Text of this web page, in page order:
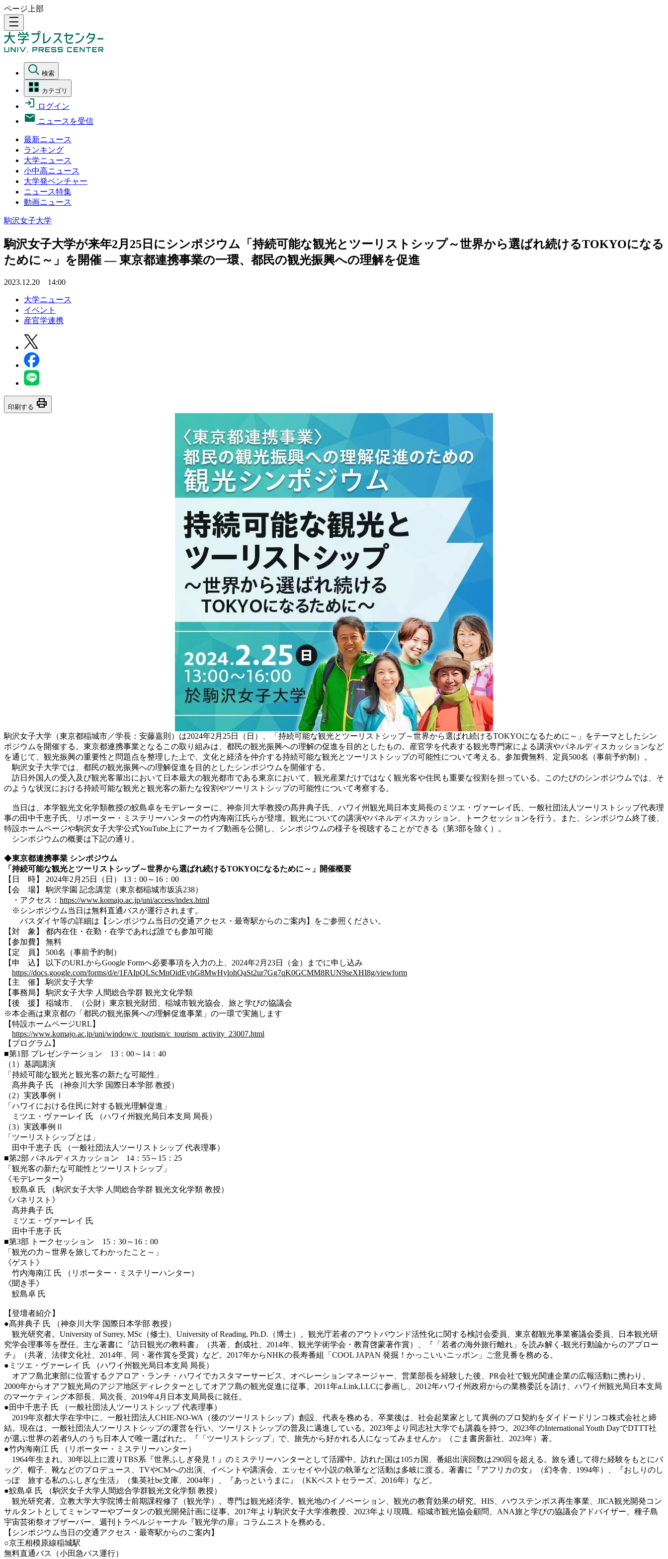
ページ上部
density_medium
検索
カテゴリ
ログイン
ニュースを受信
最新ニュース
ランキング
大学ニュース
小中高ニュース
大学発ベンチャー
ニュース特集
動画ニュース
駒沢女子大学
駒沢女子大学が来年2月25日にシンポジウム「持続可能な観光とツーリストシップ～世界から選ばれ続けるTOKYOになる
ために～」を開催 — 東京都連携事業の一環、都民の観光振興への理解を促進
2023.12.20 14:00
大学ニュース
イベント
産官学連携
印刷する print
駒沢女子大学（東京都稲城市／学長：安藤嘉則）は2024年2月25日（日）、「持続可能な観光とツーリストシップ～世界から選ばれ続けるTOKYOになるために～」をテーマとしたシン
ポジウムを開催する。東京都連携事業となるこの取り組みは、都民の観光振興への理解の促進を目的としたもの。産官学を代表する観光専門家による講演やパネルディスカッションなど
を通じて、観光振興の重要性と問題点を整理した上で、文化と経済を仲介する持続可能な観光とツーリストシップの可能性について考える。参加費無料、定員500名（事前予約制）。
駒沢女子大学では、都民の観光振興への理解促進を目的としたシンポジウムを開催する。
訪日外国人の受入及び観光客輩出において日本最大の観光都市である東京において、観光産業だけではなく観光客や住民も重要な役割を担っている。このたびのシンポジウムでは、そ
のような状況における持続可能な観光と観光客の新たな役割やツーリストシップの可能性について考察する。
当日は、本学観光文化学類教授の鮫島卓をモデレーターに、神奈川大学教授の髙井典子氏、ハワイ州観光局日本支局長のミツエ・ヴァーレイ氏、一般社団法人ツーリストシップ代表理
事の田中千恵子氏、リポーター・ミステリーハンターの竹内海南江氏らが登壇。観光についての講演やパネルディスカッション、トークセッションを行う。また、シンポジウム終了後、
特設ホームページや駒沢女子大学公式YouTube上にアーカイブ動画を公開し、シンポジウムの様子を視聴することができる（第3部を除く）。
シンポジウムの概要は下記の通り。
◆東京都連携事業 シンポジウム
「持続可能な観光とツーリストシップ～世界から選ばれ続けるTOKYOになるために～」開催概要
【日 時】 2024年2月25日（日） 13：00～16：00
【会 場】 駒沢学園 記念講堂（東京都稲城市坂浜238）
・アクセス： https://www.komajo.ac.jp/uni/access/index.html
※シンポジウム当日は無料直通バスが運行されます。
バスダイヤ等の詳細は【シンポジウム当日の交通アクセス・最寄駅からのご案内】をご参照ください。
【対 象】 都内在住・在勤・在学であれば誰でも参加可能
【参加費】 無料
【定 員】 500名（事前予約制）
【申 込】 以下のURLからGoogle Formへ必要事項を入力の上、2024年2月23日（金）までに申し込み
https://docs.google.com/forms/d/e/1FAIpQLScMnOidEyhG8MwHylohQaSt2ur7Gg7qK0GCMM8RUN9seXHI8g/viewform
【主 催】 駒沢女子大学
【事務局】 駒沢女子大学 人間総合学群 観光文化学類
【後 援】 稲城市、（公財）東京観光財団、稲城市観光協会、 旅と学びの協議会
※本企画は東京都の「都民の観光振興への理解促進事業」の一環で実施します
【特設ホームページURL】
https://www.komajo.ac.jp/uni/window/c_tourism/c_tourism_activity_23007.html
【プログラム】
■第1部 プレゼンテーション 13：00～14：40
（1）基調講演
「持続可能な観光と観光客の新たな可能性」
髙井典子 氏 （神奈川大学 国際日本学部 教授）
（2）実践事例Ⅰ
「ハワイにおける住民に対する観光理解促進」
ミツエ・ヴァーレイ 氏 （ハワイ州観光局日本支局 局長）
（3）実践事例Ⅱ
「ツーリストシップとは」
田中千恵子 氏 （一般社団法人ツーリストシップ 代表理事）
■第2部 パネルディスカッション 14：55～15：25
「観光客の新たな可能性とツーリストシップ」
《モデレーター》
鮫島卓 氏 （駒沢女子大学 人間総合学群 観光文化学類 教授）
《パネリスト》
髙井典子 氏
ミツエ・ヴァーレイ 氏
田中千恵子 氏
■第3部 トークセッション 15：30～16：00
「観光の力～世界を旅してわかったこと～」
《ゲスト》
竹内海南江 氏 （リポーター・ミステリーハンター）
《聞き手》
鮫島卓 氏
【登壇者紹介】
●髙井典子 氏 （神奈川大学 国際日本学部 教授）
観光研究者。University of Surrey, MSc（修士)、University of Reading, Ph.D.（博士）。観光庁若者のアウトバウンド活性化に関する検討会委員、東京都観光事業審議会委員、日本観光研
究学会理事等を歴任。主な著書に『訪日観光の教科書』（共著、創成社、2014年、観光学術学会・教育啓蒙著作賞）、『「若者の海外旅行離れ」を読み解く-観光行動論からのアプロー
チ』（共著、法律文化社、2014年、同・著作賞を受賞）など。2017年からNHKの長寿番組「COOL JAPAN 発掘！かっこいいニッポン」ご意見番を務める。
●ミツエ・ヴァーレイ 氏 （ハワイ州観光局日本支局 局長）
オアフ島北東部に位置するクアロア・ランチ・ハワイでカスタマーサービス、オペレーションマネージャー、営業部長を経験した後、PR会社で観光関連企業の広報活動に携わり、
2000年からオアフ観光局のアジア地区ディレクターとしてオアフ島の観光促進に従事。2011年a.Link,LLCに参画し、2012年ハワイ州政府からの業務委託を請け、ハワイ州観光局日本支局
のマーケティング本部長、局次長、2019年4月日本支局局長に就任。
●田中千恵子 氏 （一般社団法人ツーリストシップ 代表理事）
2019年京都大学在学中に、一般社団法人CHIE-NO-WA（後のツーリストシップ）創設、代表を務める。卒業後は、社会起業家として異例のプロ契約をダイドードリンコ株式会社と締
結。現在は、一般社団法人ツーリストシップの運営を行い、ツーリストシップの普及に邁進している。2023年より同志社大学でも講義を持つ。2023年のInternational Youth DayでDTTT社
が選ぶ世界の若者9人のうち日本人で唯一選ばれた。『「ツーリストシップ」で、旅先から好かれる人になってみませんか』（ごま書房新社、2023年） 著。
●竹内海南江 氏 （リポーター・ミステリーハンター）
1964年生まれ。30年以上に渡りTBS系『世界ふしぎ発見！』のミステリーハンターとして活躍中。訪れた国は105カ国、番組出演回数は290回を超える。旅を通して得た経験をもとにバ
ッグ、帽子、靴などのプロデュース、TVやCMへの出演、イベントや講演会、エッセイや小説の執筆など活動は多岐に渡る。著書に『アフリカの女』（幻冬舎
1994年）、『おしりのし
っぽ 旅する私のふしぎな生活』（集英社be文庫
2004年）、『あっというまに』（KKベストセラーズ、 2016年）など。
●鮫島卓 氏 （駒沢女子大学人間総合学群観光文化学類 教授）
観光研究者。立教大学大学院博士前期課程修了（観光学）。専門は観光経済学。観光地のイノベーション、観光の教育効果の研究。HIS、ハウステンボス再生事業、JICA観光開発コン
サルタントとしてミャンマーやブータンの観光開発計画に従事。2017年より駒沢女子大学准教授、2023年より現職。稲城市観光協会顧問、ANA旅と学びの協議会アドバイザー、種子島
宇宙芸術祭オブザーバー、週刊トラベルジャーナル『観光学の扉』コラムニストを務める。
【シンポジウム当日の交通アクセス・最寄駅からのご案内 】
○京王相模原線稲城駅
無料直通バス（小田急バス運行）